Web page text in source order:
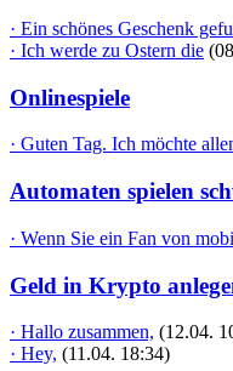
· Ein schönes Geschenk
· Ich werde zu Ostern die
Onlinespiele
· Guten Tag. Ich möchte
Automaten spielen
· Wenn Sie ein Fan von
Geld in Krypto
· Hallo zusammen, (12.04.
· Hey, (11.04. 18:34)